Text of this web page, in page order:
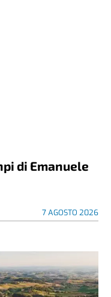
di Emanuele
7 AGOSTO 2026